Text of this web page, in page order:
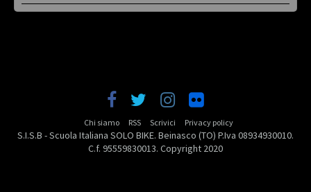
Chi siamo RSS Scrivici Privacy policy
S.I.S.B - Scuola Italiana SOLO BIKE. Beinasco (TO) P.Iva 08934930010.
C.f. 95559830013. Copyright 2020